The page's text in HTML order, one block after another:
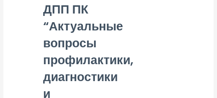
ДПП ПК
“Актуальные
вопросы
профилактики,
диагностики
и